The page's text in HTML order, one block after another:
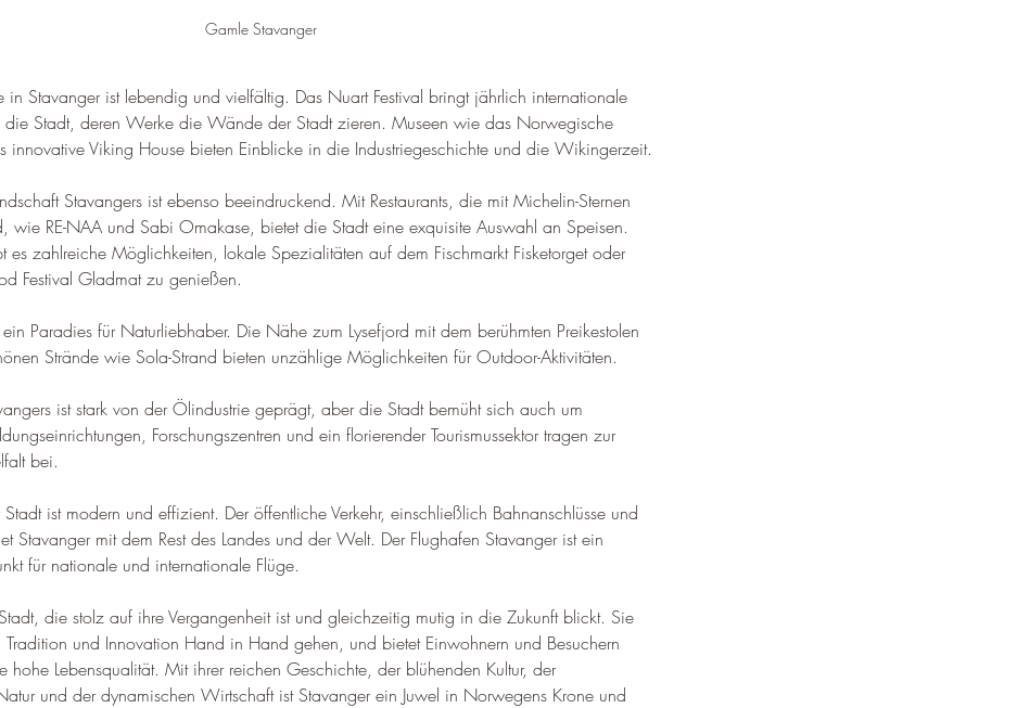
Gamle Stavanger
in Stavanger ist lebendig und vielfältig. Das Nuart Festival bringt jährlich internationale
die Stadt, deren Werke die Wände der Stadt zieren. Museen wie das Norwegische
innovative Viking House bieten Einblicke in die Industriegeschichte und die Wikingerzeit.
Stavangers ist ebenso beeindruckend. Mit Restaurants, die mit Michelin-Sternen
wie RE-NAA und Sabi Omakase, bietet die Stadt eine exquisite Auswahl an Speisen.
es zahlreiche Möglichkeiten, lokale Spezialitäten auf dem Fischmarkt Fisketorget oder
Festival Gladmat zu genießen.
Paradies für Naturliebhaber. Die Nähe zum Lysefjord mit dem berühmten Preikestolen
Strände wie Sola-Strand bieten unzählige Möglichkeiten für Outdoor-Aktivitäten.
ist stark von der Ölindustrie geprägt, aber die Stadt bemüht sich auch um
Forschungszentren und ein florierender Tourismussektor tragen zur
bei.
Stadt ist modern und effizient. Der öffentliche Verkehr, einschließlich Bahnanschlüsse und
Stavanger mit dem Rest des Landes und der Welt. Der Flughafen Stavanger ist ein
für nationale und internationale Flüge.
die stolz auf ihre Vergangenheit ist und gleichzeitig mutig in die Zukunft blickt. Sie
und Innovation Hand in Hand gehen, und bietet Einwohnern und Besuchern
hohe Lebensqualität. Mit ihrer reichen Geschichte, der blühenden Kultur, der
und der dynamischen Wirtschaft ist Stavanger ein Juwel in Norwegens Krone und